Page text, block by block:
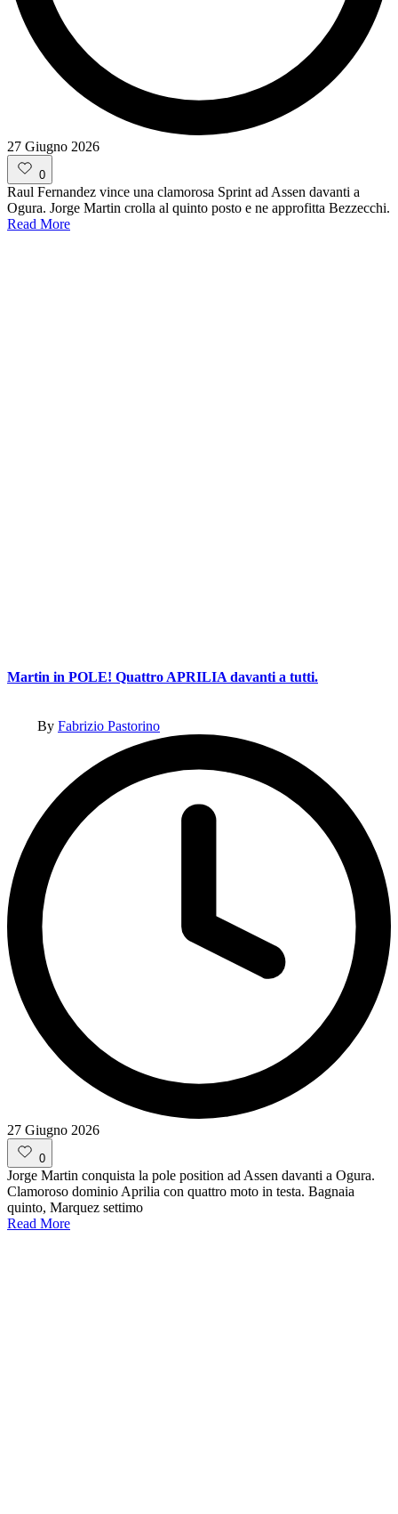
27 Giugno 2026
0
Raul Fernandez vince una clamorosa Sprint ad Assen davanti a
Ogura. Jorge Martin crolla al quinto posto e ne approfitta Bezzecchi.
Read More
Martin in POLE! Quattro APRILIA davanti a tutti.
By Fabrizio Pastorino
27 Giugno 2026
0
Jorge Martin conquista la pole position ad Assen davanti a Ogura.
Clamoroso dominio Aprilia con quattro moto in testa. Bagnaia
quinto, Marquez settimo
Read More